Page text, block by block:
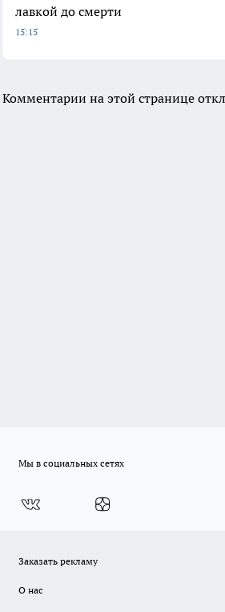
лавкой до смерти
15:15
Комментарии на этой странице
Мы в социальных сетях
Заказать рекламу
О нас